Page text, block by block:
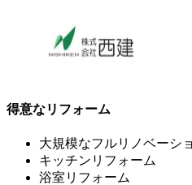
得意なリフォーム
大規模なフルリノベーシ
キッチンリフォーム
浴室リフォーム